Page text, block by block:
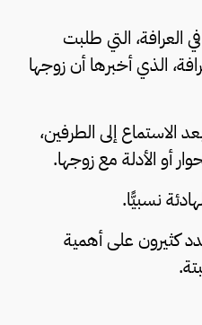
التي طلبت
يسمى بمعلم العرافة، الذي أخبرها أن زوجها
الاستماع إلى الطرفين،
أو الأدلة مع زوجها.
نسبيًّا.
كثيرون على أهمية